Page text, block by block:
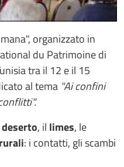
organizzato in
du Patrimoine di
tra il 12 e il 15
al tema "Ai confini
deserto, il limes, le
: i contatti, gli scambi